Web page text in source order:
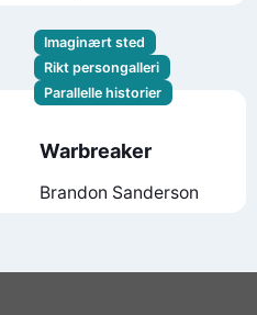
Imaginært sted
Rikt persongalleri
Parallelle historier
Warbreaker
Brandon Sanderson